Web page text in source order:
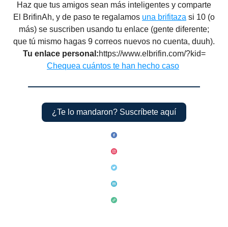
Haz que tus amigos sean más inteligentes y comparte
El BrifinAh, y de paso te regalamos una brifitaza si 10 (o
más) se suscriben usando tu enlace (gente diferente;
que tú mismo hagas 9 correos nuevos no cuenta, duuh).​
Tu enlace personal:https://www.elbrifin.com/?kid=
Chequea cuántos te han hecho caso
¿Te lo mandaron? Suscríbete aquí